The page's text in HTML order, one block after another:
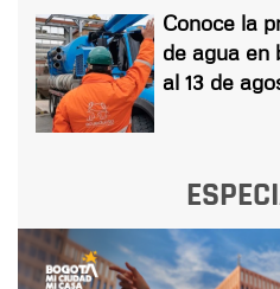
Conoce la
de agua en
al 13 de